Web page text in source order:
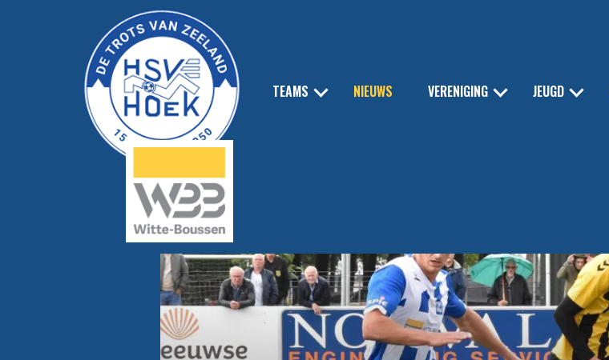
TEAMS NIEUWS VERENIGING JEUGD